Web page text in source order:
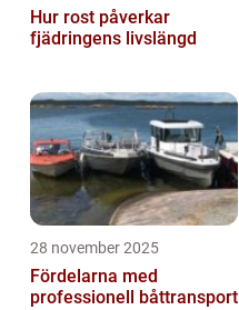
Hur rost påverkar
fjädringens livslängd
28 november 2025
Fördelarna med
professionell båttransport